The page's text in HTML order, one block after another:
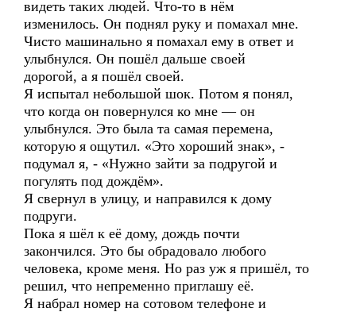
видеть таких людей. Что-то в нём
изменилось. Он поднял руку и помахал мне.
Чисто машинально я помахал ему в ответ и
улыбнулся. Он пошёл дальше своей
дорогой, а я пошёл своей.
Я испытал небольшой шок. Потом я понял,
что когда он повернулся ко мне — он
улыбнулся. Это была та самая перемена,
которую я ощутил. «Это хороший знак», -
подумал я, - «Нужно зайти за подругой и
погулять под дождём».
Я свернул в улицу, и направился к дому
подруги.
Пока я шёл к её дому, дождь почти
закончился. Это бы обрадовало любого
человека, кроме меня. Но раз уж я пришёл, то
решил, что непременно приглашу её.
Я набрал номер на сотовом телефоне и